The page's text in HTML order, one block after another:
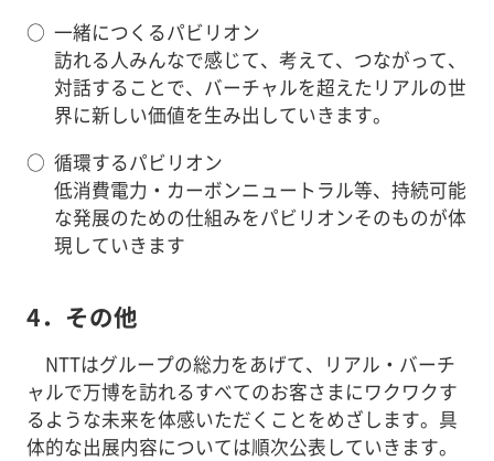
○ 一緒につくるパビリオン
訪れる人みんなで感じて、考えて、つながって、
対話することで、バーチャルを超えたリアルの世
界に新しい価値を生み出していきます。
○ 循環するパビリオン
低消費電力・カーボンニュートラル等、持続可能
な発展のための仕組みをパビリオンそのものが体
現していきます
4．その他
NTTはグループの総力をあげて、リアル・バーチ
ャルで万博を訪れるすべてのお客さまにワクワクす
るような未来を体感いただくことをめざします。具
体的な出展内容については順次公表していきます。